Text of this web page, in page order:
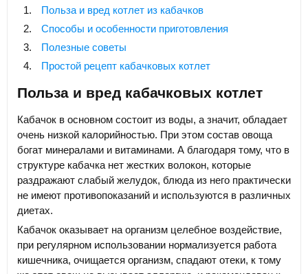
Польза и вред котлет из кабачков
Способы и особенности приготовления
Полезные советы
Простой рецепт кабачковых котлет
Польза и вред кабачковых котлет
Кабачок в основном состоит из воды, а значит, обладает
очень низкой калорийностью. При этом состав овоща
богат минералами и витаминами. А благодаря тому, что в
структуре кабачка нет жестких волокон, которые
раздражают слабый желудок, блюда из него практически
не имеют противопоказаний и используются в различных
диетах.
Кабачок оказывает на организм целебное воздействие,
при регулярном использовании нормализуется работа
кишечника, очищается организм, спадают отеки, к тому